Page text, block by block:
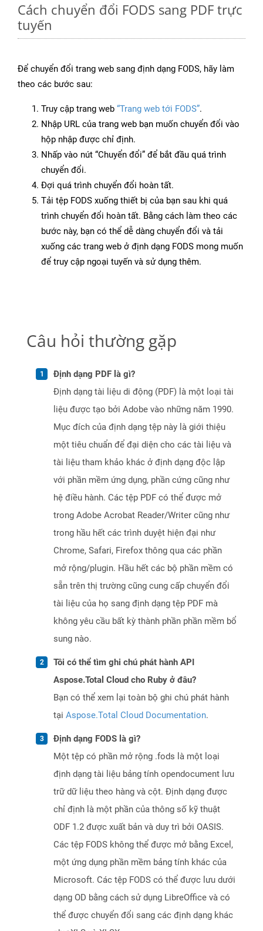
Cách chuyển đổi FODS sang PDF trực
tuyến
Để chuyển đổi trang web sang định dạng FODS, hãy làm
theo các bước sau:
Truy cập trang web “Trang web tới FODS”.
Nhập URL của trang web bạn muốn chuyển đổi vào
hộp nhập được chỉ định.
Nhấp vào nút “Chuyển đổi” để bắt đầu quá trình
chuyển đổi.
Đợi quá trình chuyển đổi hoàn tất.
Tải tệp FODS xuống thiết bị của bạn sau khi quá
trình chuyển đổi hoàn tất. Bằng cách làm theo các
bước này, bạn có thể dễ dàng chuyển đổi và tải
xuống các trang web ở định dạng FODS mong muốn
để truy cập ngoại tuyến và sử dụng thêm.
Câu hỏi thường gặp
Định dạng PDF là gì?
Định dạng tài liệu di động (PDF) là một loại tài
liệu được tạo bởi Adobe vào những năm 1990.
Mục đích của định dạng tệp này là giới thiệu
một tiêu chuẩn để đại diện cho các tài liệu và
tài liệu tham khảo khác ở định dạng độc lập
với phần mềm ứng dụng, phần cứng cũng như
hệ điều hành. Các tệp PDF có thể được mở
trong Adobe Acrobat Reader/Writer cũng như
trong hầu hết các trình duyệt hiện đại như
Chrome, Safari, Firefox thông qua các phần
mở rộng/plugin. Hầu hết các bộ phần mềm có
sẵn trên thị trường cũng cung cấp chuyển đổi
tài liệu của họ sang định dạng tệp PDF mà
không yêu cầu bất kỳ thành phần phần mềm bổ
sung nào.
Tôi có thể tìm ghi chú phát hành API
Aspose.Total Cloud cho Ruby ở đâu?
Bạn có thể xem lại toàn bộ ghi chú phát hành
tại Aspose.Total Cloud Documentation.
Định dạng FODS là gì?
Một tệp có phần mở rộng .fods là một loại
định dạng tài liệu bảng tính opendocument lưu
trữ dữ liệu theo hàng và cột. Định dạng được
chỉ định là một phần của thông số kỹ thuật
ODF 1.2 được xuất bản và duy trì bởi OASIS.
Các tệp FODS không thể được mở bằng Excel,
một ứng dụng phần mềm bảng tính khác của
Microsoft. Các tệp FODS có thể được lưu dưới
dạng OD bằng cách sử dụng LibreOffice và có
thể được chuyển đổi sang các định dạng khác